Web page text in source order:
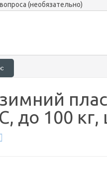
(необязательно)
до 100